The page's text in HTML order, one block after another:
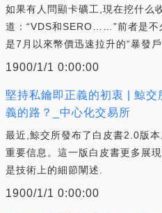
如果有人問顯卡礦工,現在挖什么
道：“VDS和SERO……”前者是不
是7月以來幣價迅速拉升的“暴發戶
1900/1/1 0:00:00
堅持私鑰即正義的初衷 | 鯨交
義的路？_中心化交易所
最近,鯨交所發布了白皮書2.0版
重要信息。這一版白皮書更多展
是技術上的細節闡述.
1900/1/1 0:00:00